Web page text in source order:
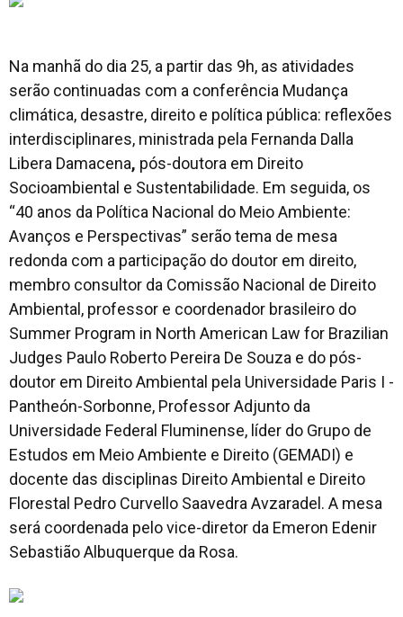
Na manhã do dia 25, a partir das 9h, as atividades
serão continuadas com a conferência Mudança
climática, desastre, direito e política pública: reflexões
interdisciplinares, ministrada pela Fernanda Dalla
Libera Damacena, pós-doutora em Direito
Socioambiental e Sustentabilidade. Em seguida, os
“40 anos da Política Nacional do Meio Ambiente:
Avanços e Perspectivas” serão tema de mesa
redonda com a participação do doutor em direito,
membro consultor da Comissão Nacional de Direito
Ambiental, professor e coordenador brasileiro do
Summer Program in North American Law for Brazilian
Judges Paulo Roberto Pereira De Souza e do pós-
doutor em Direito Ambiental pela Universidade Paris I -
Pantheón-Sorbonne, Professor Adjunto da
Universidade Federal Fluminense, líder do Grupo de
Estudos em Meio Ambiente e Direito (GEMADI) e
docente das disciplinas Direito Ambiental e Direito
Florestal Pedro Curvello Saavedra Avzaradel. A mesa
será coordenada pelo vice-diretor da Emeron Edenir
Sebastião Albuquerque da Rosa.